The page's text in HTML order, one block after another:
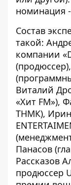
номинация
Состав
такой:
компании
Виталий
«Хит FM»),
ТНМК),
Панасов
Рассказов
продюссер